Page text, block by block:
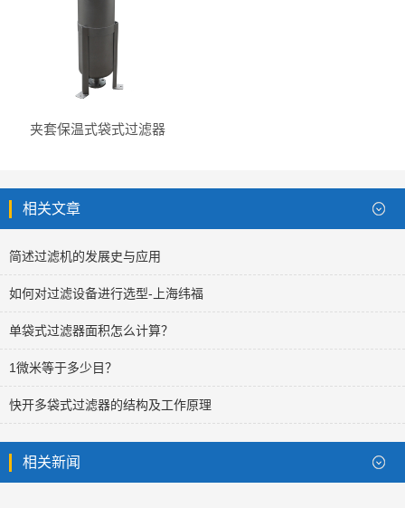
夹套保温式袋式过滤器
相关文章
简述过滤机的发展史与应用
如何对过滤设备进行选型-上海纬福
单袋式过滤器面积怎么计算？
1微米等于多少目？
快开多袋式过滤器的结构及工作原理
相关新闻